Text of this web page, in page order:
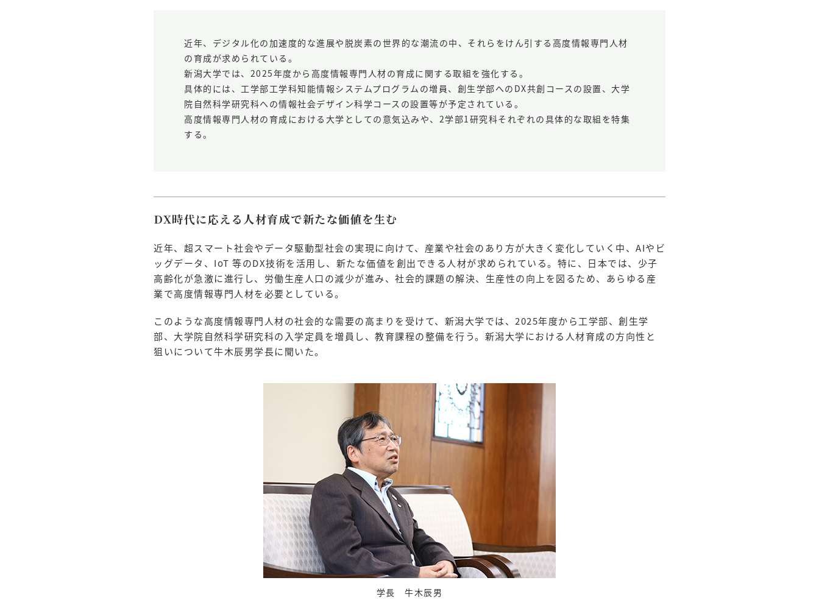
近年、デジタル化の加速度的な進展や脱炭素の世界的な潮流の中、それらをけん引する高度情報専門人材
の育成が求められている。
新潟大学では、2025年度から高度情報専門人材の育成に関する取組を強化する。
具体的には、工学部工学科知能情報システムプログラムの増員、創生学部へのDX共創コースの設置、大学
院自然科学研究科への情報社会デザイン科学コースの設置等が予定されている。
高度情報専門人材の育成における大学としての意気込みや、2学部1研究科それぞれの具体的な取組を特集
する。
DX時代に応える人材育成で新たな価値を生む
近年、超スマート社会やデータ駆動型社会の実現に向けて、産業や社会のあり方が大きく変化していく中、AIやビ
ッグデータ、IoT 等のDX技術を活用し、新たな価値を創出できる人材が求められている。特に、日本では、少子
高齢化が急激に進行し、労働生産人口の減少が進み、社会的課題の解決、生産性の向上を図るため、あらゆる産
業で高度情報専門人材を必要としている。
このような高度情報専門人材の社会的な需要の高まりを受けて、新潟大学では、2025年度から工学部、創生学
部、大学院自然科学研究科の入学定員を増員し、教育課程の整備を行う。新潟大学における人材育成の方向性と
狙いについて牛木辰男学長に聞いた。
学長 牛木辰男